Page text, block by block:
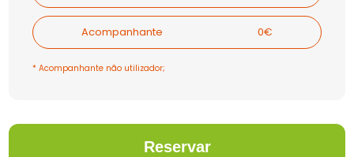
Acompanhante 0€
* Acompanhante não utilizador;
Reservar